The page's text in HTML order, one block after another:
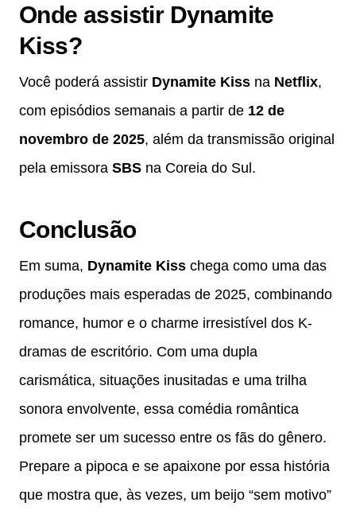
Onde assistir Dynamite
Kiss?
Você poderá assistir Dynamite Kiss na Netflix,
com episódios semanais a partir de 12 de
novembro de 2025, além da transmissão original
pela emissora SBS na Coreia do Sul.
Conclusão
Em suma, Dynamite Kiss chega como uma das
produções mais esperadas de 2025, combinando
romance, humor e o charme irresistível dos K-
dramas de escritório. Com uma dupla
carismática, situações inusitadas e uma trilha
sonora envolvente, essa comédia romântica
promete ser um sucesso entre os fãs do gênero.
Prepare a pipoca e se apaixone por essa história
que mostra que, às vezes, um beijo “sem motivo”